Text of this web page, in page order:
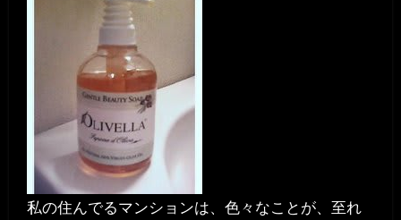
私の住んでるマンションは、色々なことが、至れ